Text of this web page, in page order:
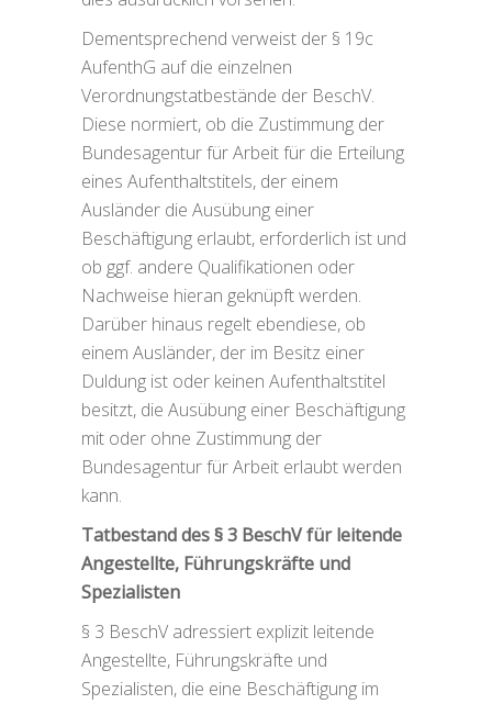
Dementsprechend verweist der § 19c
AufenthG auf die einzelnen
Verordnungstatbestände der BeschV.
Diese normiert, ob die Zustimmung der
Bundesagentur für Arbeit für die Erteilung
eines Aufenthaltstitels, der einem
Ausländer die Ausübung einer
Beschäftigung erlaubt, erforderlich ist und
ob ggf. andere Qualifikationen oder
Nachweise hieran geknüpft werden.
Darüber hinaus regelt ebendiese, ob
einem Ausländer, der im Besitz einer
Duldung ist oder keinen Aufenthaltstitel
besitzt, die Ausübung einer Beschäftigung
mit oder ohne Zustimmung der
Bundesagentur für Arbeit erlaubt werden
kann.
Tatbestand des § 3 BeschV für leitende
Angestellte, Führungskräfte und
Spezialisten
§ 3 BeschV adressiert explizit leitende
Angestellte, Führungskräfte und
Spezialisten, die eine Beschäftigung im